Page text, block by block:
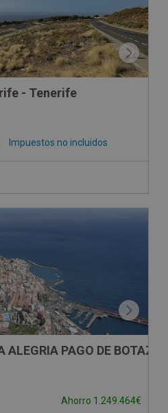
- Tenerife
Impuestos no incluidos
PAGO DE
Ahorro 1.249.464€